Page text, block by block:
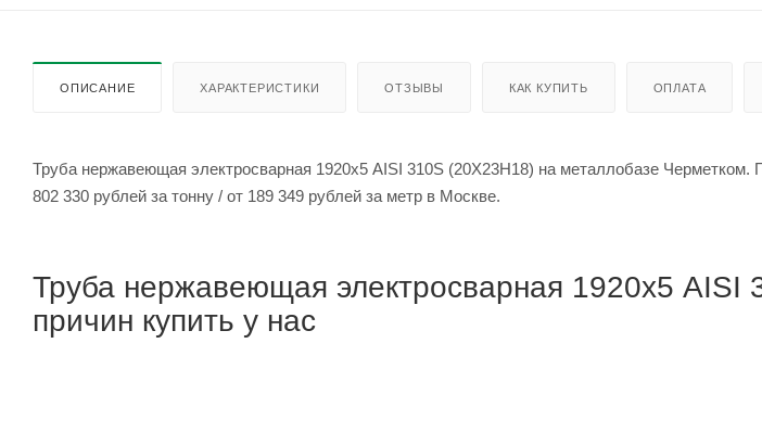
ОПИСАНИЕ ХАРАКТЕРИСТИКИ ОТЗЫВЫ КАК КУПИТЬ ОПЛАТА
Труба нержавеющая электросварная 1920х5 AISI 310S (20Х23Н18) на металлобазе Черметком.
802 330 рублей за тонну / от 189 349 рублей за метр в Москве.
Труба нержавеющая электросварная 1920х5 AISI
причин купить у нас